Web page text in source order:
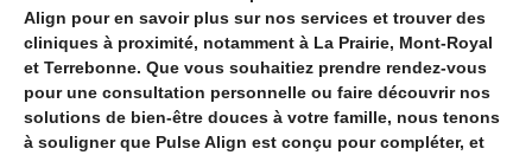
Align pour en savoir plus sur nos services et trouver des
cliniques à proximité, notamment à La Prairie, Mont-Royal
et Terrebonne. Que vous souhaitiez prendre rendez-vous
pour une consultation personnelle ou faire découvrir nos
solutions de bien-être douces à votre famille, nous tenons
à souligner que Pulse Align est conçu pour compléter, et